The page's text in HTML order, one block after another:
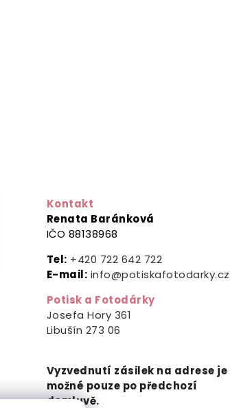
Kontakt
Renata Baránková
IČO 88138968
Tel: +420 722 642 722
E-mail: info@potiskafotodarky.cz
Potisk a Fotodárky
Josefa Hory 361
Libušín 273 06
Vyzvednutí zásilek na adrese je
možné pouze po předchozí
domluvě.